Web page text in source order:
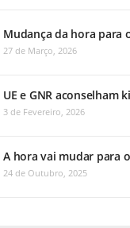
Mudança da hora para
27 de Março, 2026
UE e GNR aconselham
3 de Fevereiro, 2026
A hora vai mudar para
24 de Outubro, 2025